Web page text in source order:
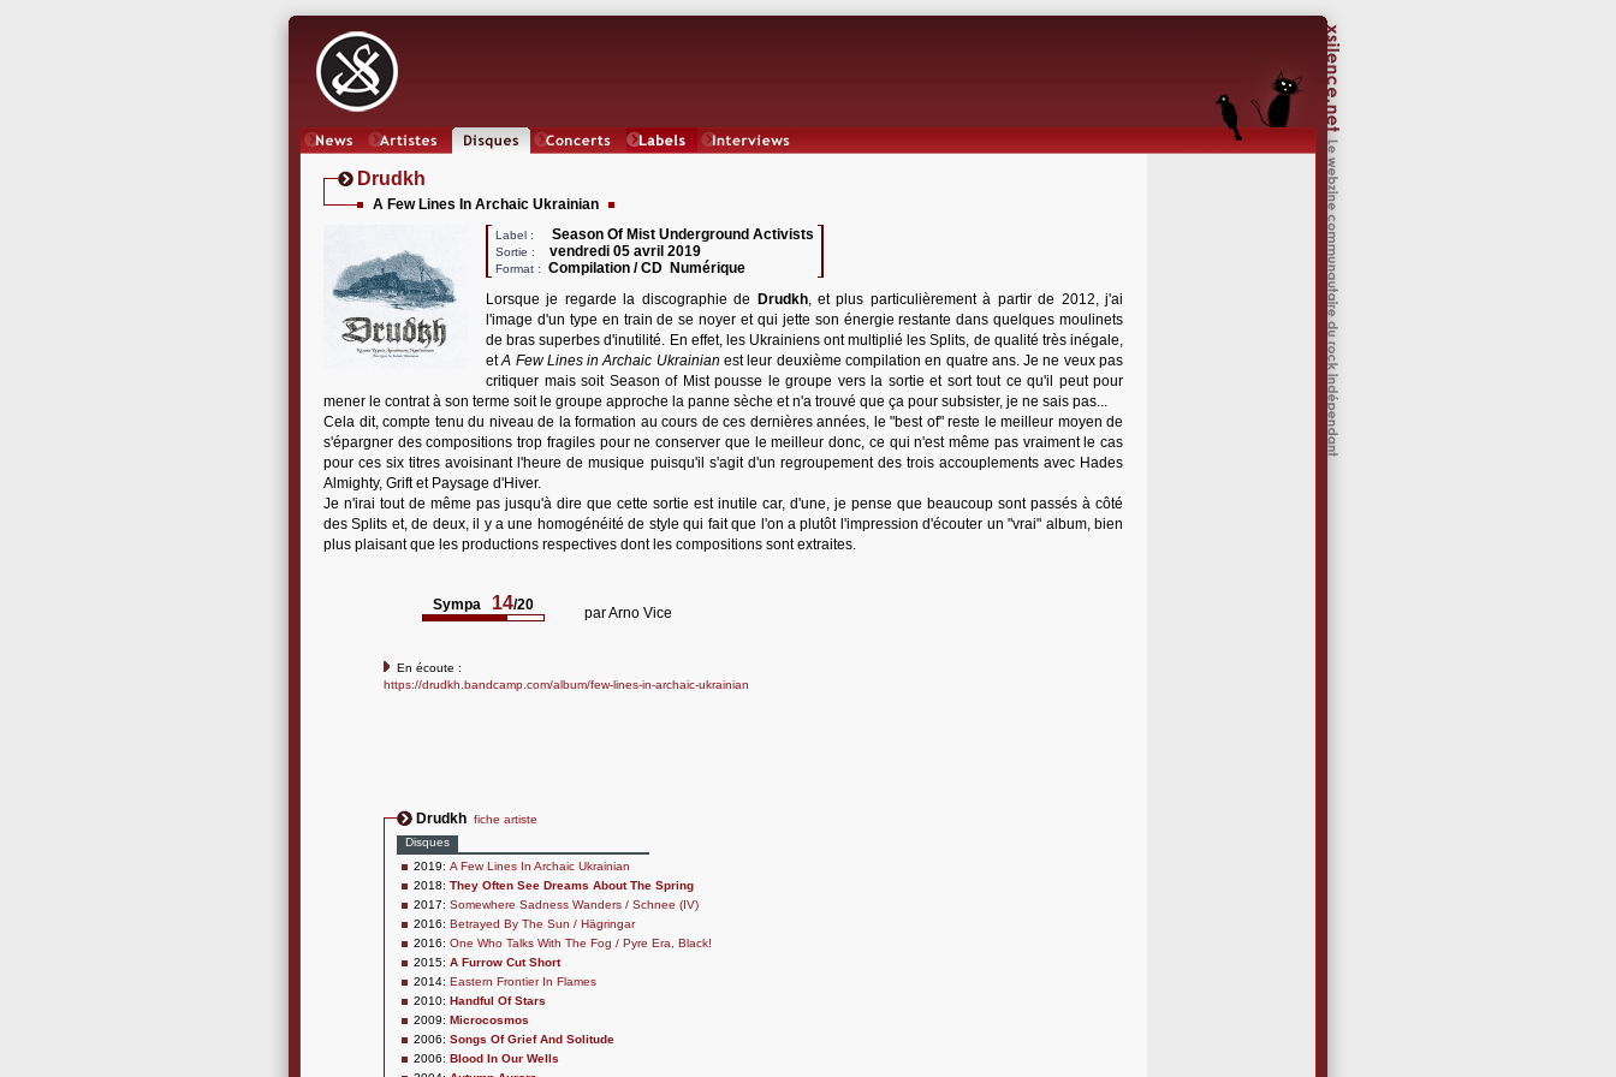
Drudkh
A Few Lines In Archaic Ukrainian
Label : Season Of Mist Underground Activists
Sortie : vendredi 05 avril 2019
Format :
Compilation / CD Numérique
Lorsque je regarde la discographie de
Drudkh, et plus particulièrement à partir de 2012, j'ai
l'image d'un type en train de se noyer et qui jette son énergie restante dans quelques moulinets
de bras superbes d'inutilité. En effet, les Ukrainiens ont multiplié les Splits, de qualité très inégale,
etA Few Lines in Archaic Ukrainian est leur deuxième compilation en quatre ans. Je ne veux pas
critiquer mais soit Season of Mist pousse le groupe vers la sortie et sort tout ce qu'il peut pour
mener le contrat à son terme soit le groupe approche la panne sèche et n'a trouvé que ça pour subsister, je ne sais pas...
Cela dit, compte tenu du niveau de la formation au cours de ces dernières années, le "best of" reste le meilleur moyen de
s'épargner des compositions trop fragiles pour ne conserver que le meilleur donc, ce qui n'est même pas vraiment le cas
pour ces six titres avoisinant l'heure de musique puisqu'il s'agit d'un regroupement des trois accouplements avec Hades
Almighty, Grift et Paysage d'Hiver.
Je n'irai tout de même pas jusqu'à dire que cette sortie est inutile car, d'une, je pense que beaucoup sont passés à côté
des Splits et, de deux, il y a une homogénéité de style qui fait que l'on a plutôt l'impression d'écouter un "vrai" album, bien
plus plaisant que les productions respectives dont les compositions sont extraites.
Sympa 14/20 parArno Vice
En écoute :
https://drudkh.bandcamp.com/album/few-lines-in-archaic-ukrainian
Drudkh fiche artiste
Disques
2019: A Few Lines In Archaic Ukrainian
2018: They Often See Dreams About The Spring
2017: Somewhere Sadness Wanders / Schnee (IV)
2016: Betrayed By The Sun / Hägringar
2016: One Who Talks With The Fog / Pyre Era, Black!
2015: A Furrow Cut Short
2014: Eastern Frontier In Flames
2010: Handful Of Stars
2009: Microcosmos
2006: Songs Of Grief And Solitude
2006: Blood In Our Wells